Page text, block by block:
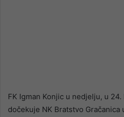
FK Igman Konjic u nedjelju, u
dočekuje NK Bratstvo